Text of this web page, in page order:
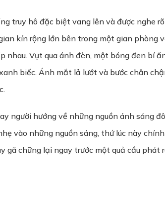
truy hô đặc biệt vang lên và được nghe
kín rộng lớn bên trong một gian
nhau. Vụt qua ánh đèn, một bóng đen bí
biếc. Ánh mắt lả lướt và bước chân
người hướng về những nguồn ánh sáng
vào những nguồn sáng, thứ lúc này
gã chững lại ngay trước một quả cầu